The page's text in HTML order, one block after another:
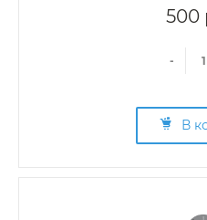
500
-
В